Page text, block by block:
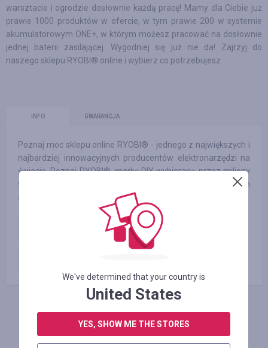
warsztacie i ogrodzie dosłownie każdą pracę! Mamy dla Ciebie już
prawie 1000 produktów w ofercie, w tym prawie 200 w systemie
akumulatorowym ONE+, w którym możesz pracować na dosłownie
jednej baterii zasilającej. Wygodniej się już nie da! Zajrzyj do
naszego sklepu RYOBI® online i wybierz co potrzebujesz.
INFO GWARANCJA
Poznaj moc sklepu online RYOBI® - jednego z największych i
najbardziej innowacyjnych producentów elektronarzędzi na
świecie. Poznaj RYOBI®, markę DIY wybieraną przez miliony
właścicieli domów, ogrodników i entuzjastów na całym
świecie.
Zamówienie opłacone
ZALOGUJ SIĘ, ŻEBY ZOSTAWIĆ OPINIĘ
We've determined that your country is
United States
YES, SHOW ME THE STORES